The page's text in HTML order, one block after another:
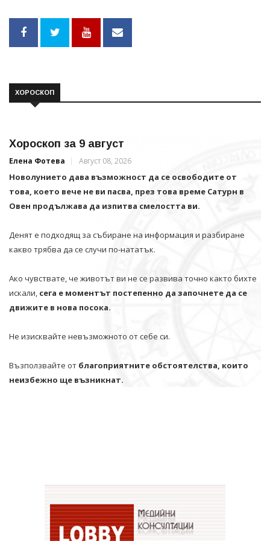
ХОРОСКОП
Хороскоп за 9 август
Елена Фотева Август 08, 2026
Новолунието дава възможност да се освободите от
това, което вече не ви пасва, през това време Сатурн в
Овен продължава да изпитва смелостта ви.
Денят е подходящ за събиране на информация и разбиране
какво трябва да се случи по-нататък.
Ако чувствате, че животът ви не се развива точно както бихте
искали, сега е моментът постепенно да започнете да се
движите в нова посока.
Не изисквайте невъзможното от себе си.
Възползвайте от благоприятните обстоятелства, които
неизбежно ще възникнат.